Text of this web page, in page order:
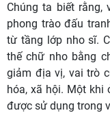
Chúng ta biết rằng,
phong trào đấu
từ tầng lớp nho sĩ.
thế chữ nho bằng
giảm địa vị, vai trò
hóa, xã hội. Một khi
được sử dụng trong